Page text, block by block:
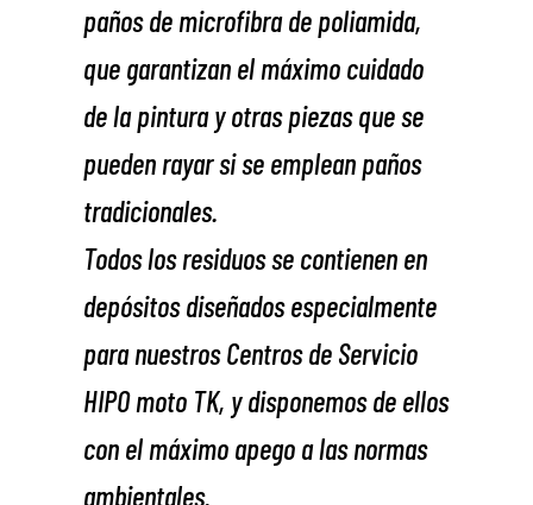
paños de microfibra de poliamida,
que garantizan el máximo cuidado
de la pintura y otras piezas que se
pueden rayar si se emplean paños
tradicionales.
Todos los residuos se contienen en
depósitos diseñados especialmente
para nuestros Centros de Servicio
HIPO moto TK, y disponemos de ellos
con el máximo apego a las normas
ambientales.